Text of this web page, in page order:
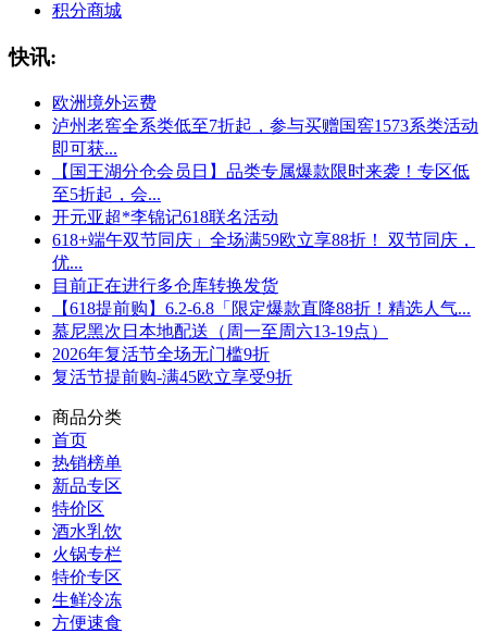
积分商城
快讯:
欧洲境外运费
泸州老窖全系类低至7折起，参与买赠国窖1573系类活动
即可获...
【国王湖分仓会员日】品类专属爆款限时来袭！专区低
至5折起，会...
开元亚超*李锦记618联名活动
618+端午双节同庆」全场满59欧立享88折！ 双节同庆，
优...
目前正在进行多仓库转换发货
【618提前购】6.2-6.8「限定爆款直降88折！精选人气...
慕尼黑次日本地配送（周一至周六13-19点）
2026年复活节全场无门槛9折
复活节提前购-满45欧立享受9折
商品分类
首页
热销榜单
新品专区
特价区
酒水乳饮
火锅专栏
特价专区
生鲜冷冻
方便速食